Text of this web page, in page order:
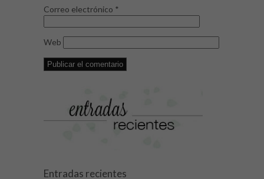
Correo electrónico *
Web
Entradas recientes